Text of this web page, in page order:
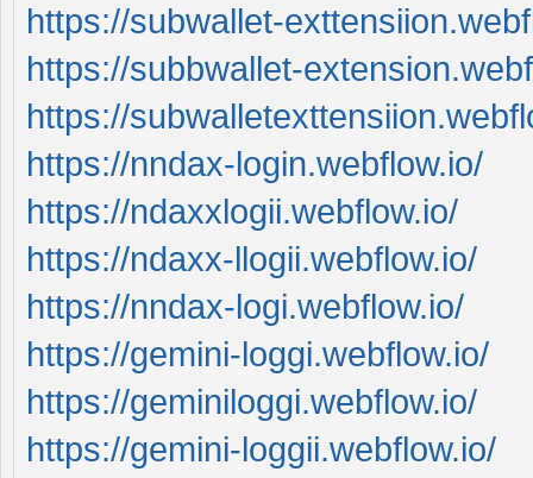
https://subwallet-
https://subbwallet-
https://
https://nndax-login.webflow.io/
https://ndaxxlogii.webflow.io/
https://ndaxx-llogii.webflow.io/
https://nndax-logi.webflow.io/
https://gemini-loggi.webflow.io/
https://geminiloggi.webflow.io/
https://gemini-loggii.webflow.io/